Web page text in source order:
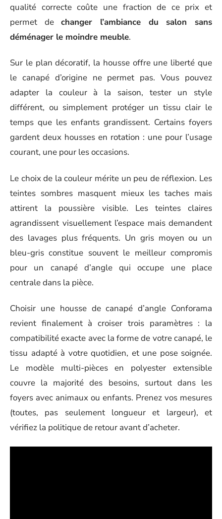
qualité correcte coûte une fraction de ce prix et
permet dechanger l’ambiance du salon sans
déménager le moindre meuble.
Sur le plan décoratif, la housse offre une liberté que
le canapé d’origine ne permet pas. Vous pouvez
adapter la couleur à la saison, tester un style
différent, ou simplement protéger un tissu clair le
temps que les enfants grandissent. Certains foyers
gardent deux housses en rotation : une pour l’usage
courant, une pour les occasions.
Le choix de la couleur mérite un peu de réflexion. Les
teintes sombres masquent mieux les taches mais
attirent la poussière visible. Les teintes claires
agrandissent visuellement l’espace mais demandent
des lavages plus fréquents. Un gris moyen ou un
bleu-gris constitue souvent le meilleur compromis
pour un canapé d’angle qui occupe une place
centrale dans la pièce.
Choisir une housse de canapé d’angle Conforama
revient finalement à croiser trois paramètres : la
compatibilité exacte avec la forme de votre canapé, le
tissu adapté à votre quotidien, et une pose soignée.
Le modèle multi-pièces en polyester extensible
couvre la majorité des besoins, surtout dans les
foyers avec animaux ou enfants. Prenez vos mesures
(toutes, pas seulement longueur et largeur), et
vérifiez la politique de retour avant d’acheter.